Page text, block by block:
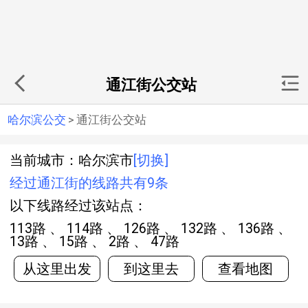
通江街公交站
哈尔滨公交 > 通江街公交站
当前城市：哈尔滨市 [切换]
经过通江街的线路共有9条
以下线路经过该站点：
113路 、 114路 、 126路 、 132路 、 136路 、
13路 、 15路 、 2路 、 47路
从这里出发
到这里去 查看地图